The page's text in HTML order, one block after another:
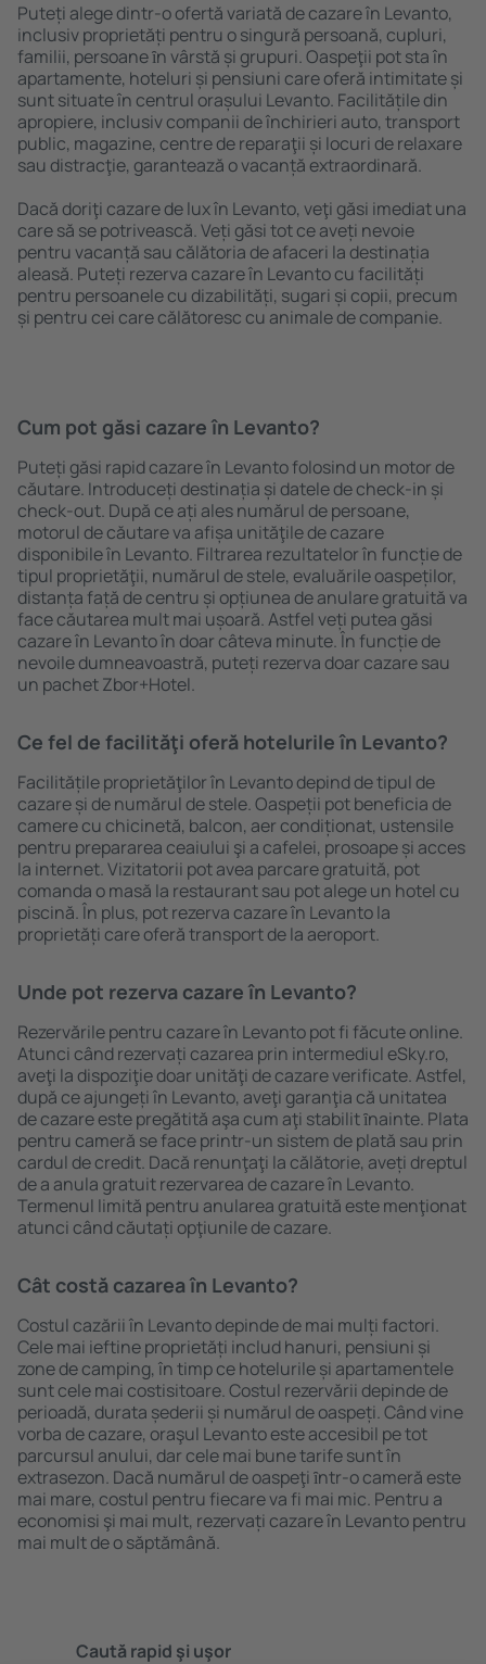
Puteți alege dintr-o ofertă variată de cazare în Levanto,
inclusiv proprietăți pentru o singură persoană, cupluri,
familii, persoane ȋn vârstă și grupuri. Oaspeţii pot sta în
apartamente, hoteluri și pensiuni care oferă intimitate și
sunt situate în centrul orașului Levanto. Facilitățile din
apropiere, inclusiv companii de închirieri auto, transport
public, magazine, centre de reparaţii și locuri de relaxare
sau distracţie, garantează o vacanță extraordinară.
Dacă doriţi cazare de lux în Levanto, veţi găsi imediat una
care să se potrivească. Veți găsi tot ce aveți nevoie
pentru vacanță sau călătoria de afaceri la destinația
aleasă. Puteți rezerva cazare în Levanto cu facilități
pentru persoanele cu dizabilități, sugari și copii, precum
și pentru cei care călătoresc cu animale de companie.
Cum pot găsi cazare în Levanto?
Puteți găsi rapid cazare în Levanto folosind un motor de
căutare. Introduceți destinația și datele de check-in și
check-out. După ce ați ales numărul de persoane,
motorul de căutare va afișa unităţile de cazare
disponibile în Levanto. Filtrarea rezultatelor în funcție de
tipul proprietăţii, numărul de stele, evaluările oaspeților,
distanța față de centru și opțiunea de anulare gratuită va
face căutarea mult mai ușoară. Astfel veți putea găsi
cazare în Levanto în doar câteva minute. În funcție de
nevoile dumneavoastră, puteți rezerva doar cazare sau
un pachet Zbor+Hotel.
Ce fel de facilităţi oferă hotelurile în Levanto?
Facilitățile proprietăţilor în Levanto depind de tipul de
cazare și de numărul de stele. Oaspeții pot beneficia de
camere cu chicinetă, balcon, aer condiționat, ustensile
pentru prepararea ceaiului şi a cafelei, prosoape și acces
la internet. Vizitatorii pot avea parcare gratuită, pot
comanda o masă la restaurant sau pot alege un hotel cu
piscină. În plus, pot rezerva cazare în Levanto la
proprietăți care oferă transport de la aeroport.
Unde pot rezerva cazare în Levanto?
Rezervările pentru cazare în Levanto pot fi făcute online.
Atunci când rezervați cazarea prin intermediul eSky.ro,
aveţi la dispoziţie doar unităţi de cazare verificate. Astfel,
după ce ajungeți în Levanto, aveţi garanţia că unitatea
de cazare este pregătită aşa cum aţi stabilit ȋnainte. Plata
pentru cameră se face printr-un sistem de plată sau prin
cardul de credit. Dacă renunţaţi la călătorie, aveți dreptul
de a anula gratuit rezervarea de cazare în Levanto.
Termenul limită pentru anularea gratuită este menţionat
atunci când căutați opţiunile de cazare.
Cât costă cazarea în Levanto?
Costul cazării în Levanto depinde de mai mulți factori.
Cele mai ieftine proprietăți includ hanuri, pensiuni și
zone de camping, în timp ce hotelurile și apartamentele
sunt cele mai costisitoare. Costul rezervării depinde de
perioadă, durata șederii și numărul de oaspeți. Când vine
vorba de cazare, oraşul Levanto este accesibil pe tot
parcursul anului, dar cele mai bune tarife sunt în
extrasezon. Dacă numărul de oaspeţi ȋntr-o cameră este
mai mare, costul pentru fiecare va fi mai mic. Pentru a
economisi şi mai mult, rezervați cazare în Levanto pentru
mai mult de o săptămână.
Caută rapid şi uşor